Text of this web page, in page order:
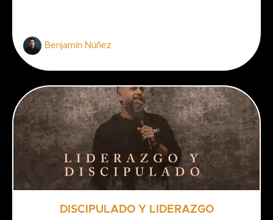
Benjamín Núñez
DISCIPULADO Y LIDERAZGO